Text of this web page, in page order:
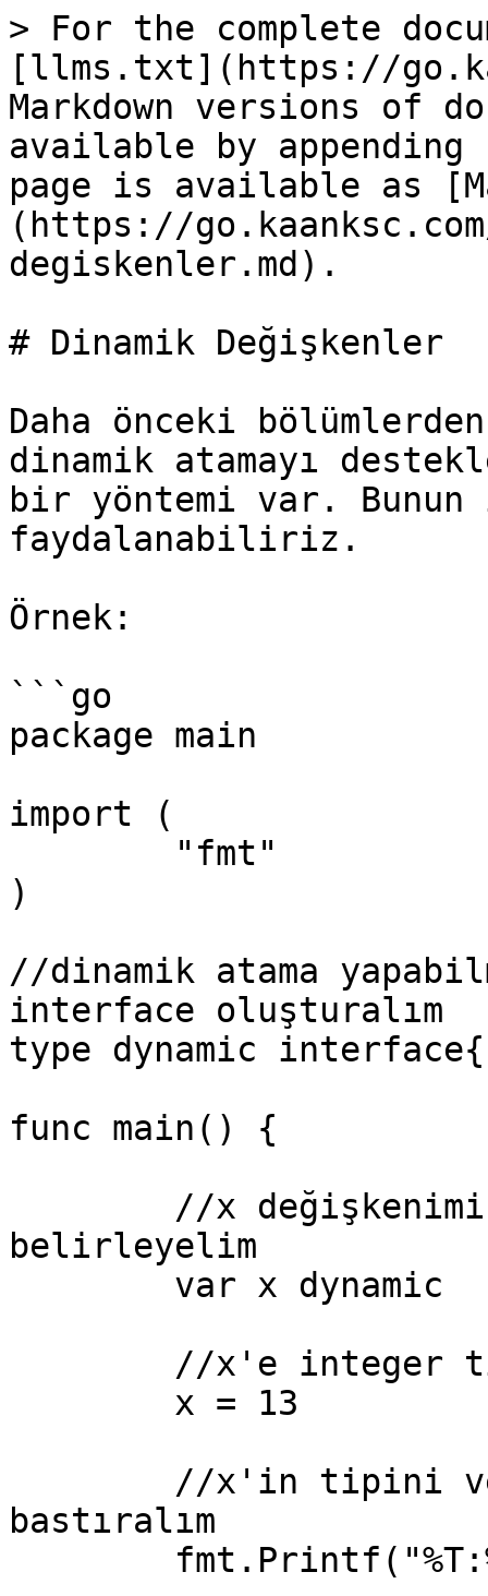
> For the complete
[llms.txt](https://
Markdown versions of
available by
page is available as
(https://
degiskenler.md).
# Dinamik Değişkenler
Daha önceki
dinamik atamayı
bir yöntemi var.
faydalanabiliriz.
Örnek:
```go
package main
import (
)
//dinamik atama
interface oluşturalım
type dynamic
func main() {
belirleyelim
bastıralım